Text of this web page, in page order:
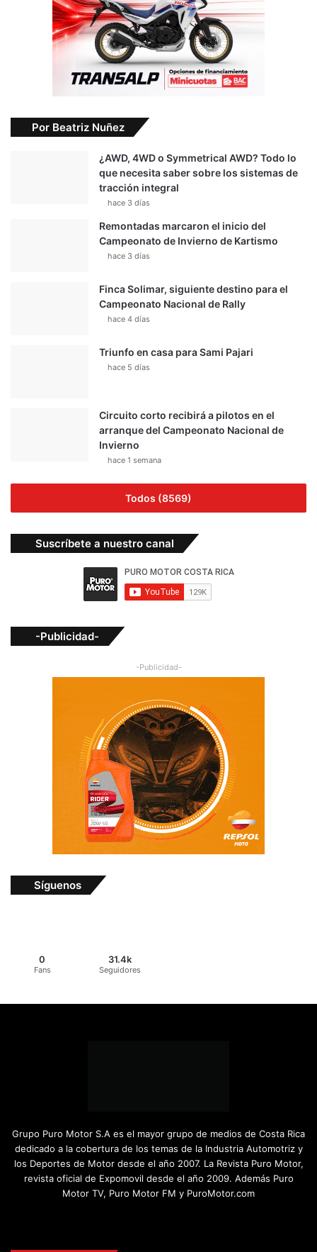
Por Beatriz Nuñez
¿AWD, 4WD o Symmetrical AWD? Todo lo
que necesita saber sobre los sistemas de
tracción integral
hace 3 días
Remontadas marcaron el inicio del
Campeonato de Invierno de Kartismo
hace 3 días
Finca Solimar, siguiente destino para el
Campeonato Nacional de Rally
hace 4 días
Triunfo en casa para Sami Pajari
hace 5 días
Circuito corto recibirá a pilotos en el
arranque del Campeonato Nacional de
Invierno
hace 1 semana
Todos (8569)
Suscríbete a nuestro canal
-Publicidad-
-Publicidad-
Síguenos
0
Fans
31.4k
Seguidores
Grupo Puro Motor S.A es el mayor grupo de medios de Costa Rica
dedicado a la cobertura de los temas de la Industria Automotriz y
los Deportes de Motor desde el año 2007. La Revista Puro Motor,
revista oficial de Expomovil desde el año 2009. Además Puro
Motor TV, Puro Motor FM y PuroMotor.com